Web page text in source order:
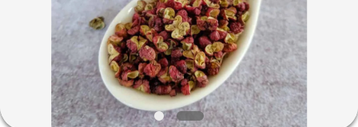
ΠΡΟΪΌΝΤΑ
ΣΧΕΤΙΚΆ
ΜΕ